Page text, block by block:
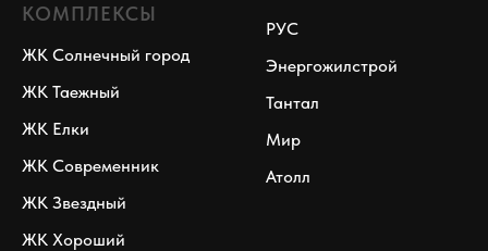
КОМПЛЕКСЫ
ЖК Солнечный город
ЖК Таежный
ЖК Елки
ЖК Современник
ЖК Звездный
ЖК Хороший
РУС
Энергожилстрой
Тантал
Мир
Атолл